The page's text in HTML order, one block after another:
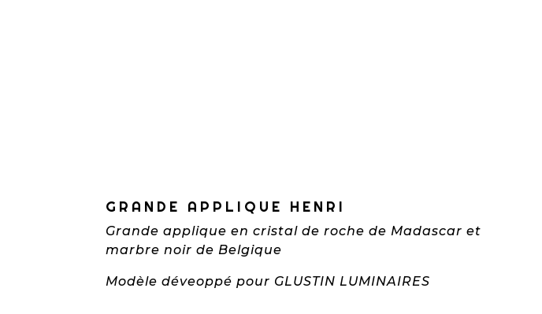
GRANDE APPLIQUE HENRI
Grande applique en cristal de roche de Madascar et
marbre noir de Belgique
Modèle déveoppé pour GLUSTIN LUMINAIRES